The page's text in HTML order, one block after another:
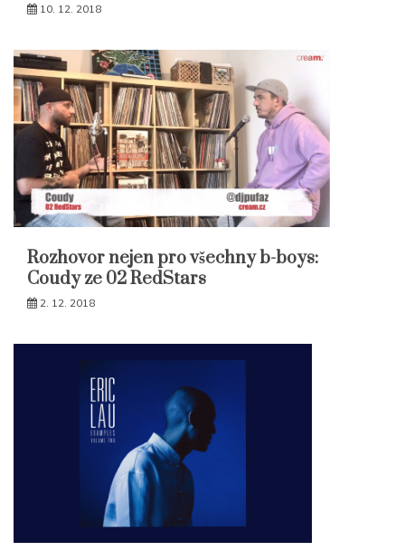
10. 12. 2018
Rozhovor nejen pro všechny b-boys:
Coudy ze 02 RedStars
2. 12. 2018